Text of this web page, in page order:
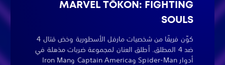
MARVEL TŌKON: FIGHTING
SOULS
كوِّن فريقًا من شخصيات مارفل الأسطورية وخض قتال 4
ضد 4 المطلق. أطلق العنان لمجموعة ضربات مذهلة في
أدوار Spider-Man وCaptain America وIron Man